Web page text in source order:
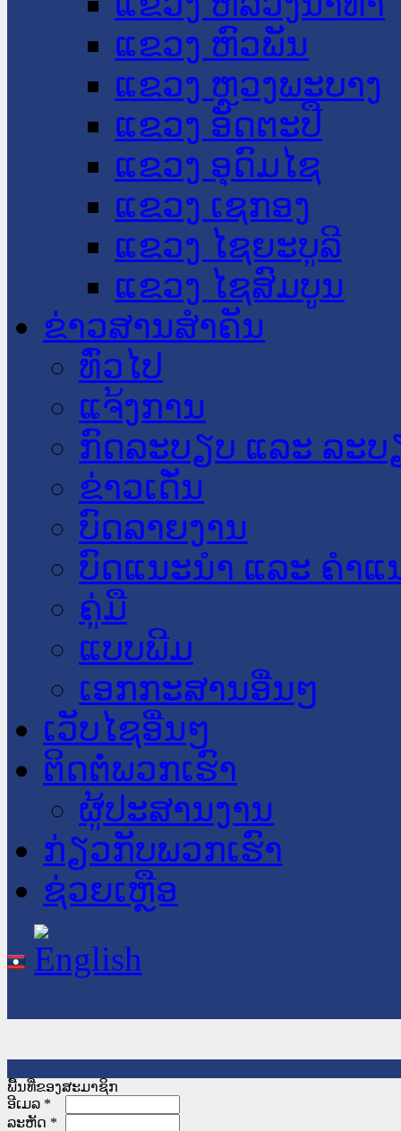
ແຂວງ ຫົວພັນ
ແຂວງ ຫຼວງພະບາງ
ແຂວງ ອັດຕະປື
ແຂວງ ອຸດົມໄຊ
ແຂວງ ເຊກອງ
ແຂວງ ໄຊຍະບູລີ
ແຂວງ ໄຊສົມບູນ
ຂ່າວສານສໍາຄັນ
​ທົ່ວ​ໄປ
ແຈ້ງການ
ກົດລະບຽບ ແລະ ລະບ
ຂ່າວເດັ່ນ
ບົດລາຍງານ
ບົດແນະນໍາ ແລະ ຄໍາແ
ຄູ່ມື
ແບບພີມ
ເອກກະສານອື່ນໆ
ເວັບໄຊອື່ນໆ
ຕິດຕໍ່ພວກເຮົາ
ຜູ້ປະສານງານ
ກ່ຽວກັບພວກເຮົາ
ຊ່ວຍເຫຼືອ
ພື້ນທີ່ຂອງສະມາຊິກ
ອີເມລ *
ລະຫັດ *